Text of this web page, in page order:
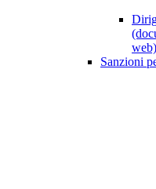
web)
Sanzioni